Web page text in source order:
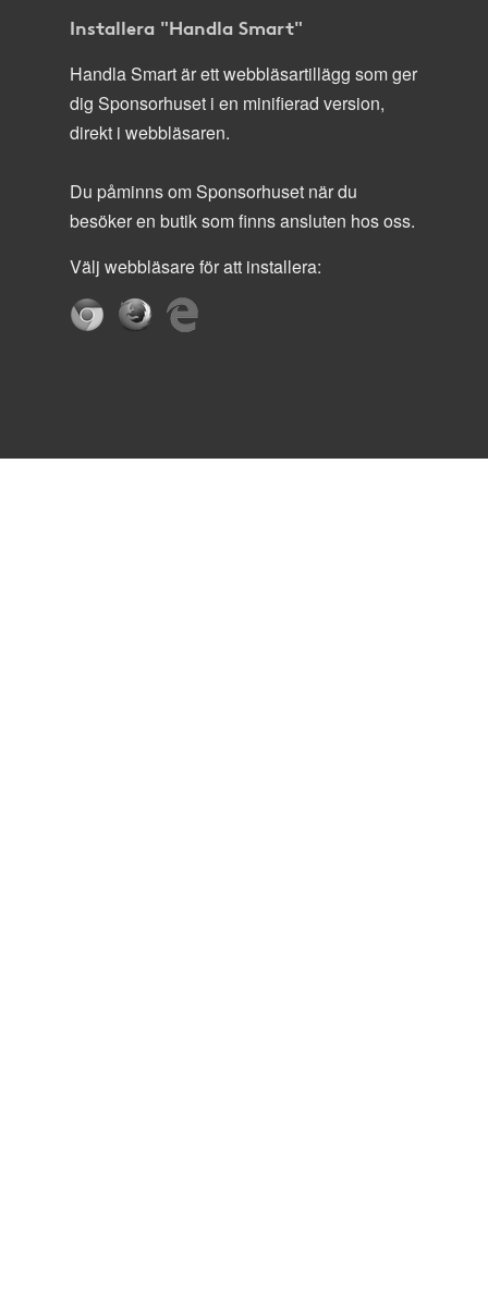
Installera "Handla Smart"
Handla Smart är ett webbläsartillägg som ger
dig Sponsorhuset i en minifierad version,
direkt i webbläsaren.
Du påminns om Sponsorhuset när du
besöker en butik som finns ansluten hos oss.
Välj webbläsare för att installera: